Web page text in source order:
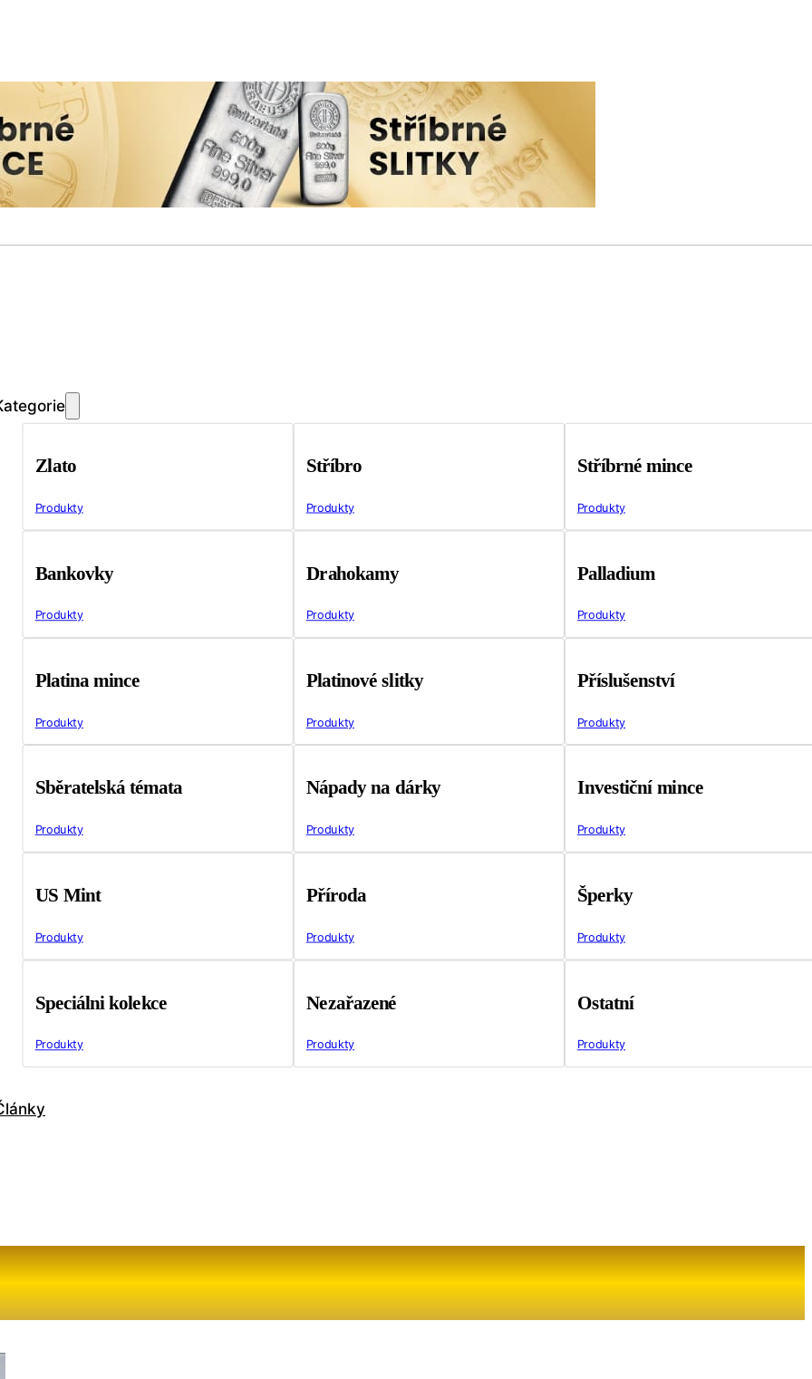
Zlato
Produkty
Stříbro
Produkty
Stříbrné mince
Produkty
Bankovky
Produkty
Drahokamy
Produkty
Palladium
Produkty
Platina mince
Produkty
Platinové slitky
Produkty
Příslušenství
Produkty
Sběratelská témata
Produkty
Nápady na dárky
Produkty
Investiční mince
Produkty
US Mint
Produkty
Příroda
Produkty
Šperky
Produkty
Speciálni kolekce
Produkty
Nezařazené
Produkty
Ostatní
Produkty